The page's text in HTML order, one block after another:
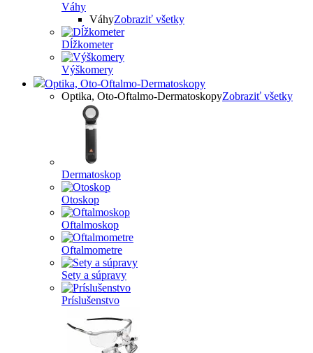
Váhy
VáhyZobraziť všetky
Dĺžkometer
Výškomery
Optika, Oto-Oftalmo-Dermatoskopy
Optika, Oto-Oftalmo-DermatoskopyZobraziť všetky
Dermatoskop
Otoskop
Oftalmoskop
Oftalmometre
Sety a súpravy
Príslušenstvo